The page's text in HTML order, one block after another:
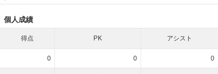
個人成績
得点 PK アシスト
0 0 0